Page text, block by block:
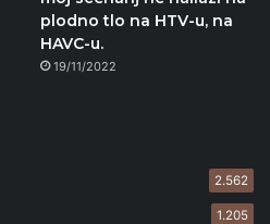
plodno tlo na HTV-u, na
HAVC-u.
19/11/2022
2.562
1.205